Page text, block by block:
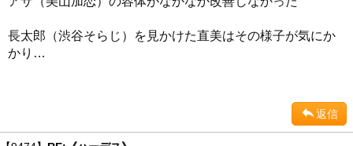
長太郎（渋谷そらじ）を見かけた直美はその様子が気にか
かり…
返信